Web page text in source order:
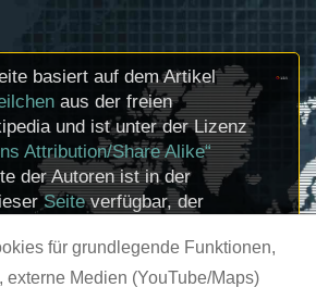
für grundlegende Funktionen,
externe Medien (YouTube/Maps)
basiert auf dem Artikel
aus der freien
und ist unter der Lizenz
Attribution/Share Alike“
der Autoren ist in der
Seiteverfügbar, der
Urhebern und zum
Mediendateien